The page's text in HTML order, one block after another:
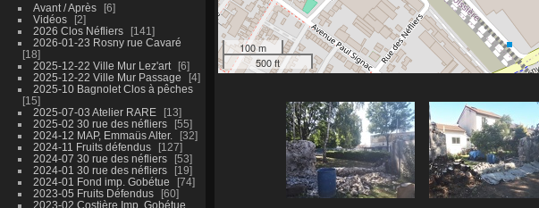
Avant / Après
6
Vidéos
2
2026 Clos Néfliers
141
2026-01-23 Rosny rue Cavaré
18
2025-12-22 Ville Mur Lez'art
6
2025-12-22 Ville Mur Passage
4
2025-10 Bagnolet Clos à pêches
15
2025-07-03 Atelier RARE
13
2025-02 30 rue des néfliers
55
2024-12 MAP, Emmaüs Alter.
32
2024-11 Fruits défendus
127
2024-07 30 rue des néfliers
53
2024-01 30 rue des néfliers
19
2024-01 Fond imp. Gobétue
74
2023-05 Fruits Défendus
60
2023-02 Costière Imp. Gobétue
100 m
500 ft